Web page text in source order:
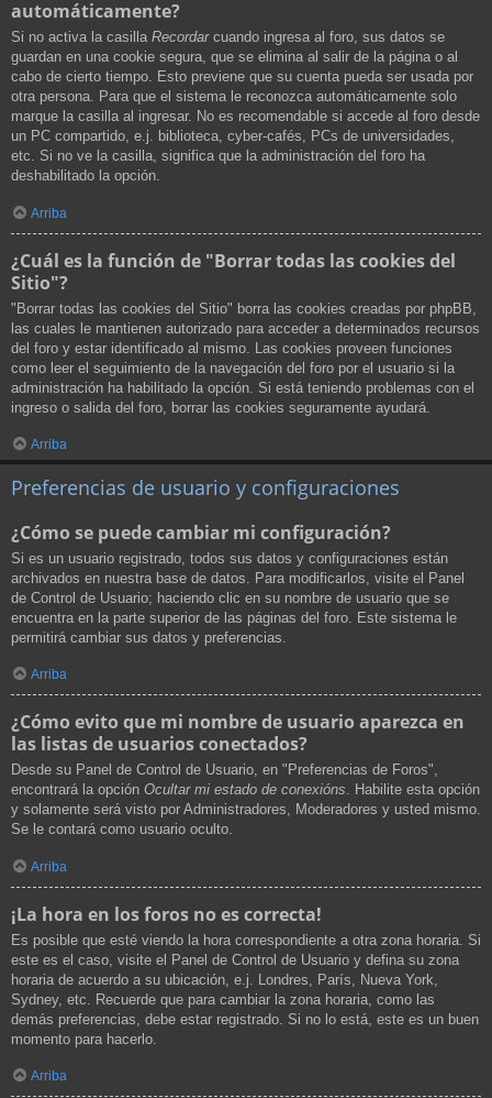
automáticamente?
Si no activa la casilla Recordarcuando ingresa al foro, sus datos se
guardan en una cookie segura, que se elimina al salir de la página o al
cabo de cierto tiempo. Esto previene que su cuenta pueda ser usada por
otra persona. Para que el sistema le reconozca automáticamente solo
marque la casilla al ingresar. No es recomendable si accede al foro desde
un PC compartido, e.j. biblioteca, cyber-cafés, PCs de universidades,
etc. Si no ve la casilla, significa que la administración del foro ha
deshabilitado la opción.
Arriba
¿Cuál es la función de "Borrar todas las cookies del
Sitio"?
"Borrar todas las cookies del Sitio" borra las cookies creadas por phpBB,
las cuales le mantienen autorizado para acceder a determinados recursos
del foro y estar identificado al mismo. Las cookies proveen funciones
como leer el seguimiento de la navegación del foro por el usuario si la
administración ha habilitado la opción. Si está teniendo problemas con el
ingreso o salida del foro, borrar las cookies seguramente ayudará.
Arriba
Preferencias de usuario y configuraciones
¿Cómo se puede cambiar mi configuración?
Si es un usuario registrado, todos sus datos y configuraciones están
archivados en nuestra base de datos. Para modificarlos, visite el Panel
de Control de Usuario; haciendo clic en su nombre de usuario que se
encuentra en la parte superior de las páginas del foro. Este sistema le
permitirá cambiar sus datos y preferencias.
Arriba
¿Cómo evito que mi nombre de usuario aparezca en
las listas de usuarios conectados?
Desde su Panel de Control de Usuario, en "Preferencias de Foros",
encontrará la opción Ocultar mi estado de conexións. Habilite esta opción
y solamente será visto por Administradores, Moderadores y usted mismo.
Se le contará como usuario oculto.
Arriba
¡La hora en los foros no es correcta!
Es posible que esté viendo la hora correspondiente a otra zona horaria. Si
este es el caso, visite el Panel de Control de Usuario y defina su zona
horaria de acuerdo a su ubicación, e.j. Londres, París, Nueva York,
Sydney, etc. Recuerde que para cambiar la zona horaria, como las
demás preferencias, debe estar registrado. Si no lo está, este es un buen
momento para hacerlo.
Arriba